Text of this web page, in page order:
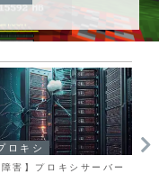
シ
】プロキシサーバー